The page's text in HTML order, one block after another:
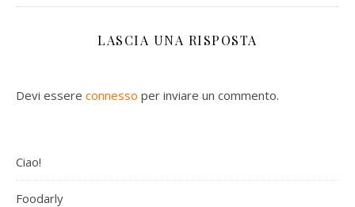
LASCIA UNA RISPOSTA
Devi essere connesso per inviare un commento.
Ciao!
Foodarly